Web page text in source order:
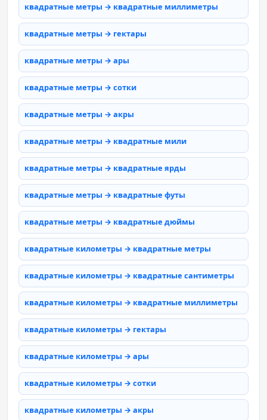
квадратные метры → квадратные миллиметры
квадратные метры → гектары
квадратные метры → ары
квадратные метры → сотки
квадратные метры → акры
квадратные метры → квадратные мили
квадратные метры → квадратные ярды
квадратные метры → квадратные футы
квадратные метры → квадратные дюймы
квадратные километры → квадратные метры
квадратные километры → квадратные сантиметры
квадратные километры → квадратные миллиметры
квадратные километры → гектары
квадратные километры → ары
квадратные километры → сотки
квадратные километры → акры